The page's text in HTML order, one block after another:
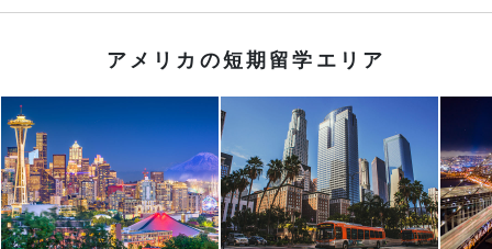
アメリカの短期留学エリア